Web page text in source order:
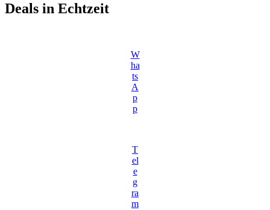
Deals in Echtzeit
W
ha
ts
A
p
p
T
el
e
g
ra
m